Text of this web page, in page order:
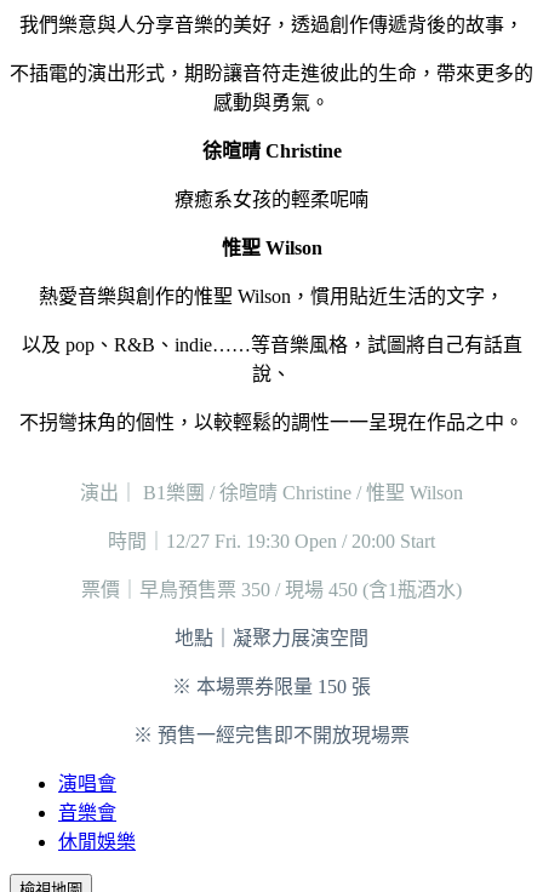
我們樂意與人分享音樂的美好，透過創作傳遞背後的故事，
不插電的演出形式，期盼讓音符走進彼此的生命，帶來更多的
感動與勇氣。
徐暄晴 Christine
療癒系女孩的輕柔呢喃
惟聖 Wilson
熱愛音樂與創作的惟聖 Wilson，慣用貼近生活的文字，
以及 pop、R&B、indie……等音樂風格，試圖將自己有話直
說、
不拐彎抹角的個性，以較輕鬆的調性一一呈現在作品之中。
演出｜ B1樂團 / 徐暄晴 Christine / 惟聖 Wilson
時間｜12/27 Fri. 19:30 Open / 20:00 Start
票價｜早鳥預售票 350 / 現場 450 (含1瓶酒水)
地點｜凝聚力展演空間
※ 本場票券限量 150 張
※ 預售一經完售即不開放現場票
演唱會
音樂會
休閒娛樂